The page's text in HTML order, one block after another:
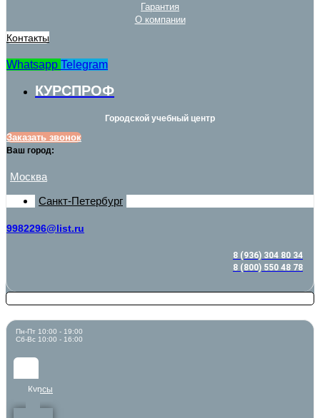
Гарантия
О компании
Контакты
Whatsapp Telegram
КУРСПРОФ
Городской учебный центр
Заказать звонок
Ваш город:
Москва
Санкт-Петербург
9982296@list.ru
8 (936) 304 80 34
8 (800) 550 48 78
Пн-Пт 10:00 - 19:00
Сб-Вс 10:00 - 16:00
Курсы